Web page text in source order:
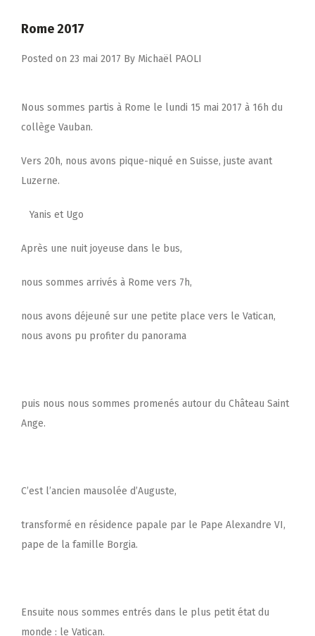
Rome 2017
Posted on 23 mai 2017 By Michaël PAOLI
Nous sommes partis à Rome le lundi 15 mai 2017 à 16h du
collège Vauban.
Vers 20h, nous avons pique-niqué en Suisse, juste avant
Luzerne.
Yanis et Ugo
Après une nuit joyeuse dans le bus,
nous sommes arrivés à Rome vers 7h,
nous avons déjeuné sur une petite place vers le Vatican,
nous avons pu profiter du panorama
puis nous nous sommes promenés autour du Château Saint
Ange.
C’est l’ancien mausolée d’Auguste,
transformé en résidence papale par le Pape Alexandre VI,
pape de la famille Borgia.
Ensuite nous sommes entrés dans le plus petit état du
monde : le Vatican.